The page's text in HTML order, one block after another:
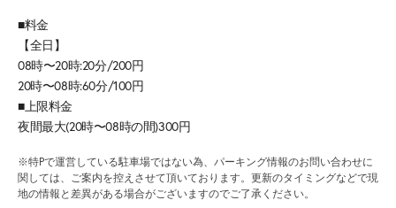
■料金
【全日】
08時〜20時:20分/200円
20時〜08時:60分/100円
■上限料金
夜間最大(20時〜08時の間)300円
※特Pで運営している駐車場ではない為、パーキング情報のお問い合わせに
関しては、ご案内を控えさせて頂いております。更新のタイミングなどで現
地の情報と差異がある場合がございますのでご了承ください。